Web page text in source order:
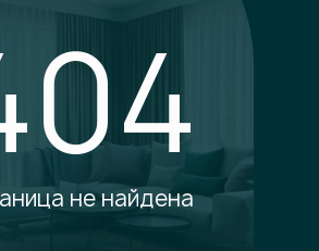
не найдена